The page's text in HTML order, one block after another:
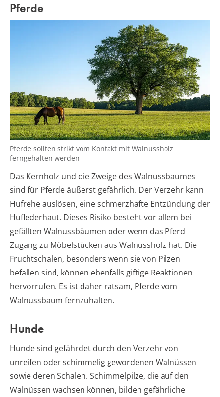
Pferde
Pferde sollten strikt vom Kontakt mit Walnussholz
ferngehalten werden
Das Kernholz und die Zweige des Walnussbaumes
sind für Pferde äußerst gefährlich. Der Verzehr kann
Hufrehe auslösen, eine schmerzhafte Entzündung der
Huflederhaut. Dieses Risiko besteht vor allem bei
gefällten Walnussbäumen oder wenn das Pferd
Zugang zu Möbelstücken aus Walnussholz hat. Die
Fruchtschalen, besonders wenn sie von Pilzen
befallen sind, können ebenfalls giftige Reaktionen
hervorrufen. Es ist daher ratsam, Pferde vom
Walnussbaum fernzuhalten.
Hunde
Hunde sind gefährdet durch den Verzehr von
unreifen oder schimmelig gewordenen Walnüssen
sowie deren Schalen. Schimmelpilze, die auf den
Walnüssen wachsen können, bilden gefährliche